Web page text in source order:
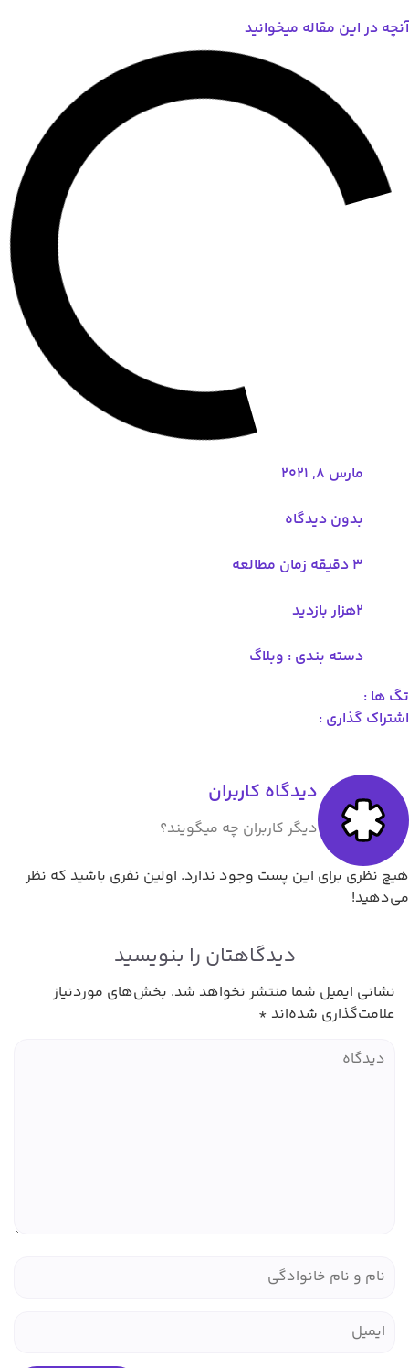
در این مقاله میخوانید
مارس 8, 2021
بدون دیدگاه
3 دقیقه زمان مطالعه
۲هزار بازدید
دسته بندی : وبلاگ
ها :
گذاری :
دیدگاه کاربران
دیگر کاربران چه میگویند؟
نظری برای این پست وجود ندارد. اولین نفری باشید که نظر
دیدگاهتان را بنویسید
نشانی ایمیل شما منتشر نخواهد شد. بخش‌های موردنیاز
علامت‌گذاری شده‌اند *